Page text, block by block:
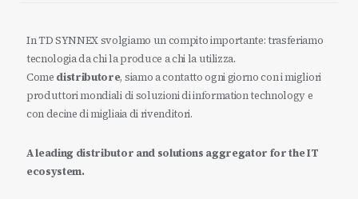
In TD SYNNEX svolgiamo un compito importante: trasferiamo
tecnologia da chi la produce a chi la utilizza.
Come distributore, siamo a contatto ogni giorno con i migliori
produttori mondiali di soluzioni di information technology e
con decine di migliaia di rivenditori.
A leading distributor and solutions aggregator for the IT
ecosystem.